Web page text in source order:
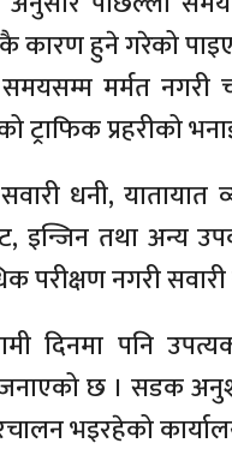
कारण हुने गरेको
मर्मत
ट्राफिक प्रहरीको
सवारी धनी,
इन्जिन तथा अन्य
परीक्षण नगरी
दिनमा पनि
छ । सडक
भइरहेको